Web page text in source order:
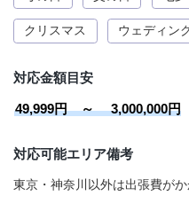
クリスマス ウェディン
対応金額目安
49,999円 ～ 3,000,000円
対応可能エリア備考
東京・神奈川以外は出張費がか